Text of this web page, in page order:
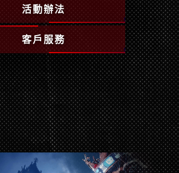
活動辦法
客戶服務